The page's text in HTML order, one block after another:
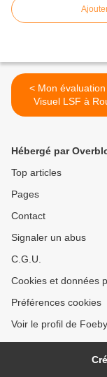
< Mon évaluation LSF à
Visuel LSF à
Hébergé par
Top articles
Pages
Contact
Signaler un abus
C.G.U.
Cookies et données
Préférences cookies
Voir le profil de